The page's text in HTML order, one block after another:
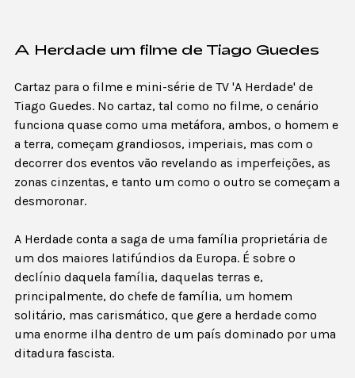
A Herdade um filme de Tiago Guedes
Cartaz para o filme e mini-série de TV 'A Herdade' de
Tiago Guedes. No cartaz, tal como no filme, o cenário
funciona quase como uma metáfora, ambos, o homem e
a terra, começam grandiosos, imperiais, mas com o
decorrer dos eventos vão revelando as imperfeições, as
zonas cinzentas, e tanto um como o outro se começam a
desmoronar.
A Herdade conta a saga de uma família proprietária de
um dos maiores latifúndios da Europa. É sobre o
declínio daquela família, daquelas terras e,
principalmente, do chefe de família, um homem
solitário, mas carismático, que gere a herdade como
uma enorme ilha dentro de um país dominado por uma
ditadura fascista.